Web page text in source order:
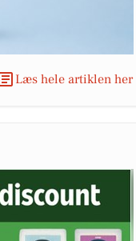
Læs hele artiklen her